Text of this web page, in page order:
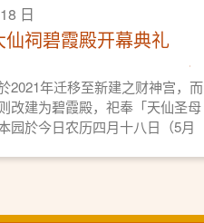
日
祠碧霞殿开幕典礼
2021年迁移至新建之财神宫，而
改建为碧霞殿，祀奉「天仙圣母
园於今日农历四月十八日（5月